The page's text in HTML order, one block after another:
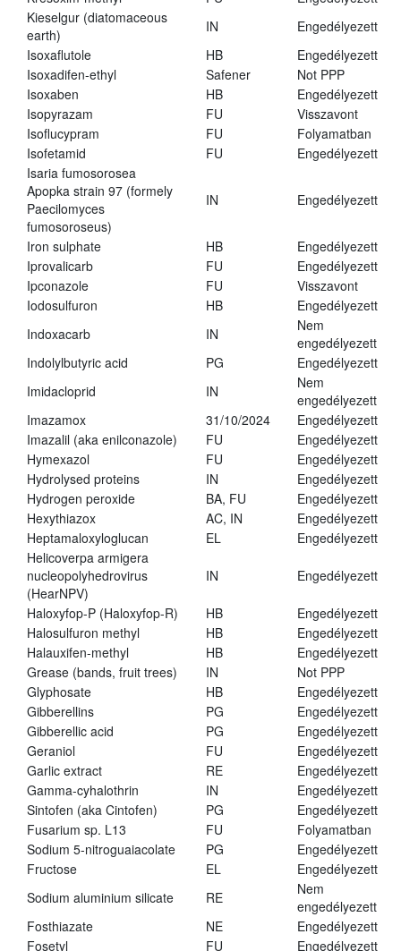
Kieselgur (diatomaceous
earth)
IN
Engedélyezett
Isoxaflutole
HB
Engedélyezett
Isoxadifen-ethyl
Safener
Not PPP
Isoxaben
HB
Engedélyezett
Isopyrazam
FU
Visszavont
Isoflucypram
FU
Folyamatban
Isofetamid
FU
Engedélyezett
Isaria fumosorosea
Apopka strain 97 (formely
Paecilomyces
fumosoroseus)
IN Engedélyezett
Iron sulphate HB
Engedélyezett
Iprovalicarb
FU
Engedélyezett
Ipconazole
FU
Visszavont
Iodosulfuron
HB
Engedélyezett
Indoxacarb
IN
Nem
engedélyezett
Indolylbutyric acid
PG
Engedélyezett
Imidacloprid
IN
Nem
engedélyezett
Imazamox
31/10/2024
Engedélyezett
Imazalil (aka enilconazole)
FU
Engedélyezett
Hymexazol
FU
Engedélyezett
Hydrolysed proteins
IN
Engedélyezett
Hydrogen peroxide
BA, FU
Engedélyezett
Hexythiazox
AC, IN
Engedélyezett
Heptamaloxyloglucan
EL
Engedélyezett
Helicoverpa armigera
nucleopolyhedrovirus
(HearNPV)
IN Engedélyezett
Haloxyfop-P (Haloxyfop-R) HB
Engedélyezett
Halosulfuron methyl
HB
Engedélyezett
Halauxifen-methyl
HB
Engedélyezett
Grease (bands, fruit trees)
IN
Not PPP
Glyphosate
HB
Engedélyezett
Gibberellins
PG
Engedélyezett
Gibberellic acid
PG
Engedélyezett
Geraniol
FU
Engedélyezett
Garlic extract
RE
Engedélyezett
Gamma-cyhalothrin
IN
Engedélyezett
Sintofen (aka Cintofen)
PG
Engedélyezett
Fusarium sp. L13
FU
Folyamatban
Sodium 5-nitroguaiacolate
PG
Engedélyezett
Fructose
EL
Engedélyezett
Sodium aluminium silicate
RE
Nem
engedélyezett
Fosthiazate
NE
Engedélyezett
Fosetyl
FU
Engedélyezett